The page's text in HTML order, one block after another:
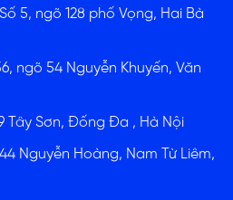
Số 5, ngõ 128 phố Vọng, Hai Bà
ngõ 54 Nguyễn Khuyến, Văn
Tây Sơn, Đống Đa , Hà Nội
44 Nguyễn Hoàng, Nam Từ Liêm,